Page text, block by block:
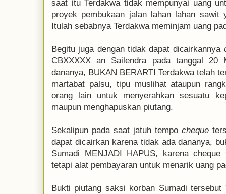
saat itu Terdakwa tidak mempunyai uang
proyek pembukaan jalan lahan lahan sawit
Itulah sebabnya Terdakwa meminjam uang
Begitu juga dengan tidak dapat dicairkannya
CBXXXXX an Sailendra pada tanggal
dananya, BUKAN BERARTI Terdakwa telah
martabat palsu, tipu muslihat ataupun
orang lain untuk menyerahkan sesuatu
maupun menghapuskan piutang.
Sekalipun pada saat jatuh tempo cheque
dapat dicairkan karena tidak ada dananya,
Sumadi MENJADI HAPUS, karena
tetapi alat pembayaran untuk menarik uang
Bukti piutang saksi korban Sumadi tersebut